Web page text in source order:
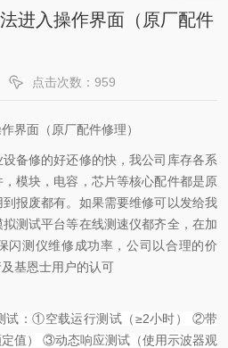
进入操作界面（原厂配件
点击次数：959
界面（原厂配件修理）
设备修的好还修的快，我公司库存各系
模块，电容，芯片等核心配件都是原
报废都有。如果需要维修可以发给我
测试平台等在线测速仪都齐全，在加
闪测仪维修成功率，公司以合理的价
基恩士用户的认可
试：①空载运行测试（≥2小时） ②带
值） ③动态响应测试（使用示波器观